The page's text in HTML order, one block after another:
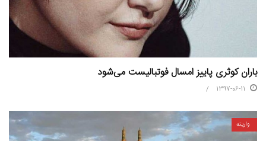
باران کوثری پاییز امسال فوتبالیست می‌شود
1397-06-11
واریته